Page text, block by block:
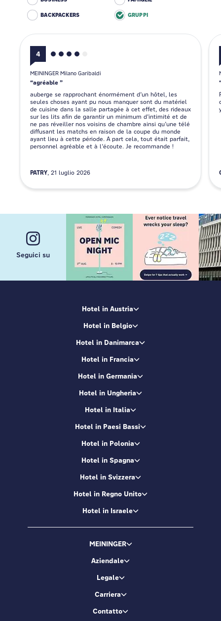
BACKPACKERS GRUPPI
4
MEININGER Milano Garibaldi
agréable
auberge se rapprochant énormément d’un hôtel, les
seules choses ayant pu nous manquer sont du matériel
de cuisine dans la salle partagée à cet effet, des rideaux
sur les lits afin de garantir un minimum d’intimité et de
ne pas réveiller nos voisins de chambre ainsi qu’une télé
diffusant les matchs en raison de la coupe du monde
ayant lieu à cette période. A part cela, tout était parfait,
personnel agréable et à l’écoute. Je recommande !
PATRY 21 luglio 2026
Seguici su
Hotel in Austria
Hotel in Belgio
Hotel in Danimarca
Hotel in Francia
Hotel in Germania
Hotel in Ungheria
Hotel in Italia
Hotel in Paesi Bassi
Hotel in Polonia
Hotel in Spagna
Hotel in Svizzera
Hotel in Regno Unito
Hotel in Israele
MEININGER
Aziendale
Legale
Carriera
Contatto